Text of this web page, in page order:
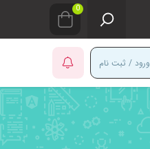
0
ورود / ثبت نام